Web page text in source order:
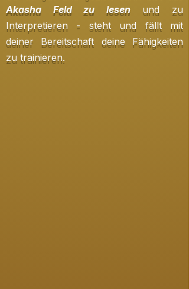
Akasha Feld zu lesenund zu
Interpretieren - steht und fällt mit
deiner Bereitschaft deine Fähigkeiten
zu trainieren.